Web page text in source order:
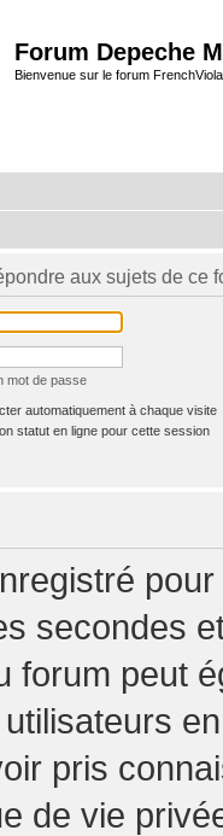
Forum Depeche
Bienvenue sur le forum
aux sujets de ce
mot de passe
automatiquement à chaque visite
statut en ligne pour cette session
secondes
forum peut
pris
de vie